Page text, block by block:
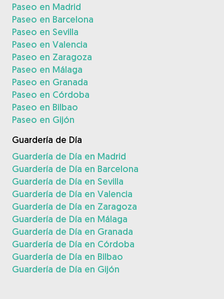
Paseo en Madrid
Paseo en Barcelona
Paseo en Sevilla
Paseo en Valencia
Paseo en Zaragoza
Paseo en Málaga
Paseo en Granada
Paseo en Córdoba
Paseo en Bilbao
Paseo en Gijón
Guardería de Día
Guardería de Día en Madrid
Guardería de Día en Barcelona
Guardería de Día en Sevilla
Guardería de Día en Valencia
Guardería de Día en Zaragoza
Guardería de Día en Málaga
Guardería de Día en Granada
Guardería de Día en Córdoba
Guardería de Día en Bilbao
Guardería de Día en Gijón